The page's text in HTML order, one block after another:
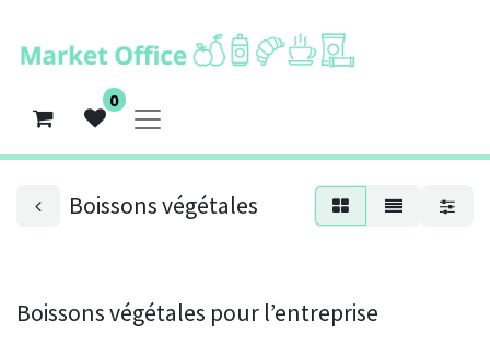
0
Boissons végétales
Boissons végétales pour l’entreprise